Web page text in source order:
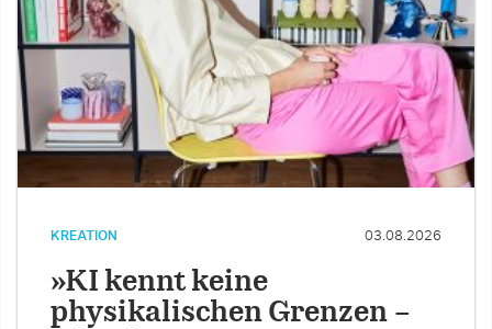
KREATION 03.08.2026
»KI kennt keine
physikalischen Grenzen –